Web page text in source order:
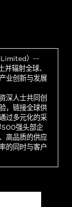
Limited）--
并辐射全球、
业创新与发展
深人士共同创
，链接全球供
过多元化的采
500强头部企
高品质的供应
的同时与客户